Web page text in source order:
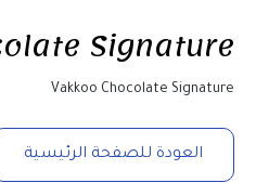
Signature
Vakkoo Chocolate Signature
العودة للصفحة الرئيسية